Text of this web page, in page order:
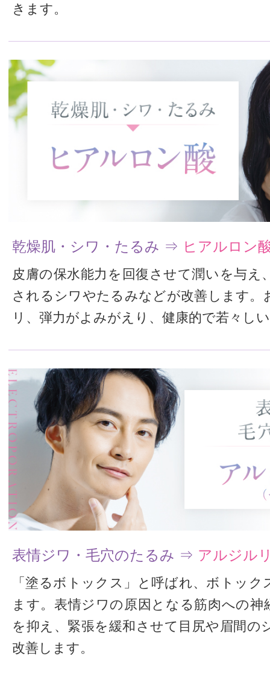
きます。
乾燥肌・シワ・たるみ ⇒ ヒアルロン
皮膚の保水能力を回復させて潤いを与え
されるシワやたるみなどが改善します。
リ、弾力がよみがえり、健康的で若々し
表情ジワ・毛穴のたるみ ⇒ アルジル
「塗るボトックス」と呼ばれ、ボトッ
ます。表情ジワの原因となる筋肉への神
を抑え、緊張を緩和させて目尻や眉間の
改善します。